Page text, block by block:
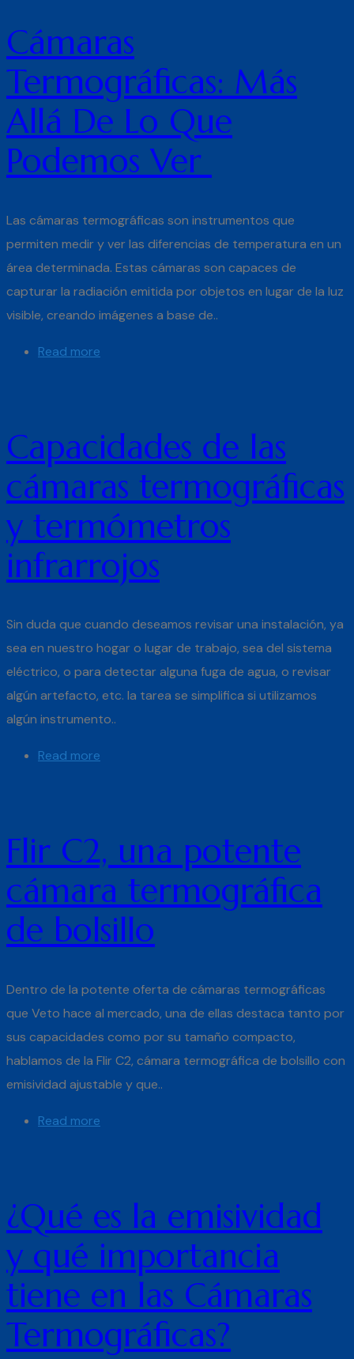
Cámaras
Termográficas: Más
Allá De Lo Que
Podemos Ver
Las cámaras termográficas son instrumentos que
permiten medir y ver las diferencias de temperatura en un
área determinada. Estas cámaras son capaces de
capturar la radiación emitida por objetos en lugar de la luz
visible, creando imágenes a base de..
Read more
Capacidades de las
cámaras termográficas
y termómetros
infrarrojos
Sin duda que cuando deseamos revisar una instalación, ya
sea en nuestro hogar o lugar de trabajo, sea del sistema
eléctrico, o para detectar alguna fuga de agua, o revisar
algún artefacto, etc. la tarea se simplifica si utilizamos
algún instrumento..
Read more
Flir C2, una potente
cámara termográfica
de bolsillo
Dentro de la potente oferta de cámaras termográficas
que Veto hace al mercado, una de ellas destaca tanto por
sus capacidades como por su tamaño compacto,
hablamos de la Flir C2, cámara termográfica de bolsillo con
emisividad ajustable y que..
Read more
¿Qué es la emisividad
y qué importancia
tiene en las Cámaras
Termográficas?